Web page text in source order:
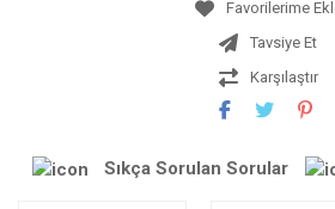
Tavsiye Et
Karşılaştır
Sıkça Sorulan Sorular